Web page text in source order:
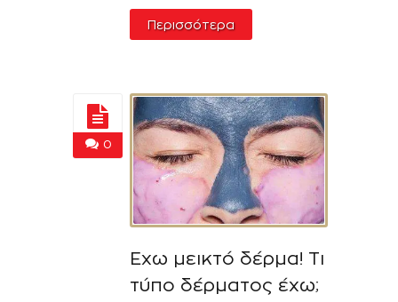
Περισσότερα
0
Εχω μεικτό δέρμα! Τι
τύπο δέρματος έχω;